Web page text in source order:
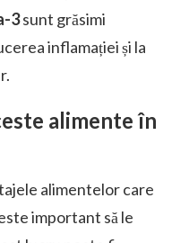
3sunt grăsimi
inflamației și la
alimente în
alimentelor care
important să le